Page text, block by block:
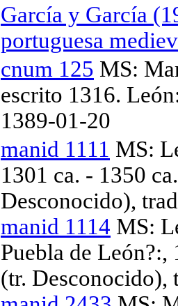
García y García
portuguesa
cnum 125 MS:
escrito 1316.
1389-01-20
manid 1111 MS:
1301 ca. - 1350
Desconocido),
manid 1114 MS:
Puebla de León?:,
(tr. Desconocido),